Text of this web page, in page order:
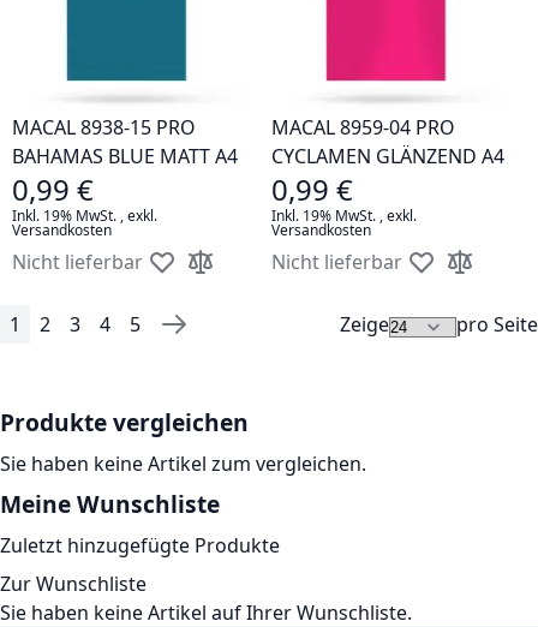
MACAL 8938-15 PRO
BAHAMAS BLUE MATT A4
0,99 €
Inkl. 19% MwSt. ,exkl.
Versandkosten
Nicht lieferbar Zur Wunschliste hinzufügen
Zur Vergleichsliste hinzufügen
MACAL 8959-04 PRO
CYCLAMEN GLÄNZEND A4
0,99 €
Inkl. 19% MwSt. ,exkl.
Versandkosten
Nicht lieferbar Zur Zur
Seite
Sie lesen gerade die Seite
1 Seite
2 Seite
3 Seite
4 Seite
5 Seite
Weiter Zeige pro Seite
Produkte vergleichen
Sie haben keine Artikel zum vergleichen.
Meine Wunschliste
Zuletzt hinzugefügte Produkte
Zur Wunschliste
Sie haben keine Artikel auf Ihrer Wunschliste.